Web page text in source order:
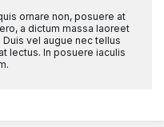
ornare non, posuere at
a dictum massa laoreet
vel augue nec tellus
lectus. In posuere iaculis